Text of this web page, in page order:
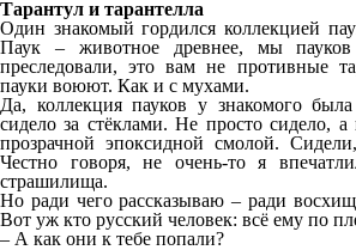
Тарантул и тарантелла
Один знакомый гордился коллекцией
Паук – животное древнее, мы
преследовали, это вам не противные
пауки воюют. Как и с мухами.
Да, коллекция пауков у знакомого
сидело за стёклами. Не просто сидело, а
прозрачной эпоксидной смолой.
Честно говоря, не очень-то я
страшилища.
Но ради чего рассказываю – ради
Вот уж кто русский человек: всё ему по
– А как они к тебе попали?